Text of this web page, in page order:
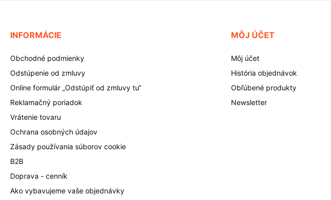
INFORMÁCIE
Obchodné podmienky
Odstúpenie od zmluvy
Online formulár „Odstúpiť od zmluvy tu“
Reklamačný poriadok
Vrátenie tovaru
Ochrana osobných údajov
Zásady používania súborov cookie
B2B
Doprava - cenník
Ako vybavujeme vaše objednávky
MÔJ ÚČET
Môj účet
História objednávok
Obľúbené produkty
Newsletter